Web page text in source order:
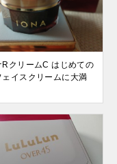
RクリームC はじめての
ェイスクリームに大満